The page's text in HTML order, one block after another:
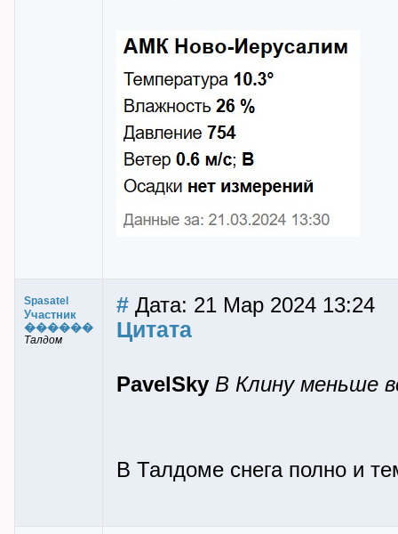
Spasatel
Участник
������
Талдом
# Дата: 21 Мар 2024 13:24
Цитата
PavelSky В Клину меньше
В Талдоме снега полно и